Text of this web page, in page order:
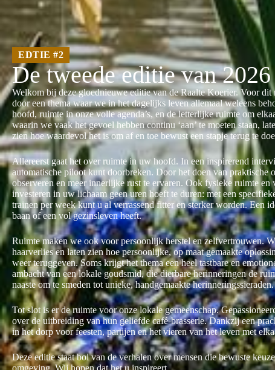
EDTIE #2
De tweede editie van 2026
Welkom bij deze gloednieuwe editie van de Raalte Koerier. Voor dit
door een thema waar we in het dagelijks leven allemaal weleens
hoofd, ruimte in onze volle agenda’s, en de letterlijke ruimte om
waarin we vaak het gevoel hebben continu ‘aan’ te moeten staan,
zien hoe waardevol het is om af en toe bewust een stapje terug te
Allereerst gaat het over ruimte in uw hoofd. In een inspirerend
automatische piloot kunt doorbreken. Door het doen van praktische
observeren en meer innerlijke rust te ervaren. Ook fysieke ruimte
investeren in uw lichaam geen uren hoeft te duren: met een
trainen per week kunt u al verrassend fitter en sterker worden. Een
baan of een vol gezinsleven heeft.
Ruimte maken we ook voor persoonlijk herstel en zelfvertrouwen.
haarverlies en laten zien hoe persoonlijke, op maat gemaakte
weer teruggeven. Soms krijgt het thema een heel tastbare en
ambacht van een lokale goudsmid, die dierbare herinneringen de
naaste om te smeden tot unieke, handgemaakte herinneringssieraden.
Tot slot is er de ruimte voor onze lokale gemeenschap.
over de uitbreiding van hun geliefde café-brasserie. Dankzij een
in het dorp voor feesten, partijen en het vieren van het leven met
Deze editie staat bol van de verhalen over mensen die bewuste
omgeving. Wij hopen dat het u inspireert.